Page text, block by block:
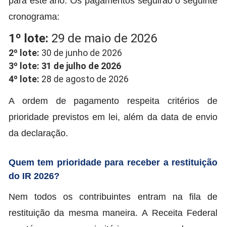
cronograma:
1º lote: 29 de maio de 2026
2º lote: 30 de junho de 2026
3º lote: 31 de julho de 2026
4º lote: 28 de agosto de 2026
A ordem de pagamento respeita critérios de
prioridade previstos em lei, além da data de envio
da declaração.
Quem tem prioridade para receber a restituição
do IR 2026?
Nem todos os contribuintes entram na fila de
restituição da mesma maneira. A Receita Federal